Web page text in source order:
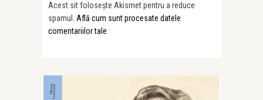
Acest sit folosește Akismet pentru a reduce
spamul. Află cum sunt procesate datele
comentariilor tale.